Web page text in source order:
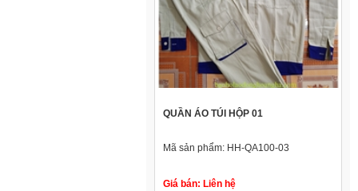
QUẦN ÁO TÚI HỘP 01
Mã sản phẩm: HH-QA100-03
Giá bán: Liên hệ